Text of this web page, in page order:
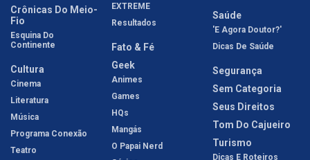
Crônicas Do Meio-
Fio
Esquina Do
Continente
Cultura
Cinema
Literatura
Música
Programa Conexão
Teatro
EXTREME
Resultados
Fato & Fé
Geek
Animes
Games
HQs
Mangás
O Papai Nerd
Saúde
'E Agora Doutor?'
Dicas De Saúde
Segurança
Sem Categoria
Seus Direitos
Tom Do Cajueiro
Turismo
Dicas E Roteiros